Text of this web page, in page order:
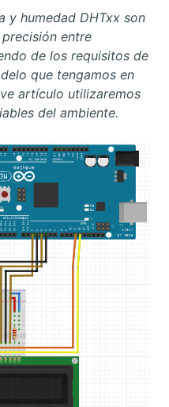
y humedad DHTxx son
entre
de los requisitos de
que tengamos en
artículo utilizaremos
del ambiente.